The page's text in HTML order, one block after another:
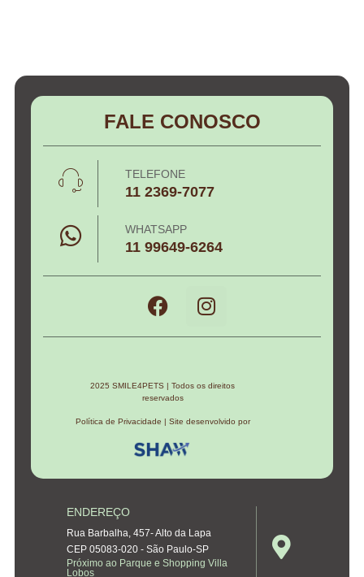
FALE CONOSCO
TELEFONE
11 2369-7077
WHATSAPP
11 99649-6264
2025 SMILE4PETS | Todos os direitos
reservados
Política de Privacidade | Site desenvolvido por
ENDEREÇO
Rua Barbalha, 457- Alto da Lapa
CEP 05083-020 - São Paulo-SP
Próximo ao Parque e Shopping Villa
Lobos